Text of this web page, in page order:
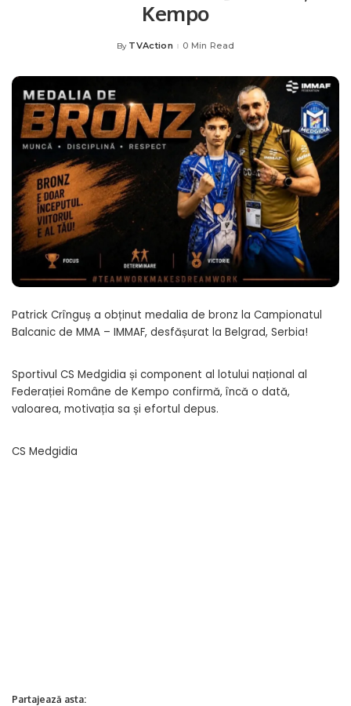
Kempo
Posted
By TVAction 0 Min Read
Patrick Crînguș a obținut medalia de bronz la Campionatul
Balcanic de MMA – IMMAF, desfășurat la Belgrad, Serbia!
Sportivul CS Medgidia și component al lotului național al
Federației Române de Kempo confirmă, încă o dată,
valoarea, motivația sa și efortul depus.
CS Medgidia
Partajează asta: